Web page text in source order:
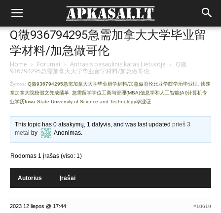
Q微936794295急需加拿大大学毕业留
学材料/加急做哥伦
Home › Forumai › Antrasis pasaulinis karas Lietuvoje › Q微
936794295急需加拿大大学毕业留学材料/加急做哥伦
Žymos: Q微936794295急需加拿大大学毕业留学材料/加急做哥伦比亚学院学历毕业证 快速
拿加拿大院校假文凭成绩单 急需留学学位工商与管理(MBA)信息学和人工智能(AI)计算机专
业学历Iowa State University of Science and Technology毕业证
This topic has 0 atsakymų, 1 dalyvis, and was last updatedprieš 3
metai by Anonimas.
Rodomas 1 įrašas (viso: 1)
Autorius Įrašai
2023 12 liepos @ 17:44 #10619